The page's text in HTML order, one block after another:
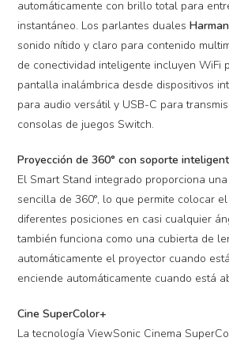
automáticamente con brillo total para
instantáneo. Los parlantes duales
sonido nítido y claro para contenido
de conectividad inteligente incluyen WiFi
pantalla inalámbrica desde dispositivos
para audio versátil y USB-C para
consolas de juegos Switch.
Proyección de 360° con soporte
El Smart Stand integrado proporciona
sencilla de 360°, lo que permite colocar
diferentes posiciones en casi cualquier
también funciona como una cubierta de
automáticamente el proyector cuando
enciende automáticamente cuando está
Cine SuperColor+
La tecnología ViewSonic Cinema